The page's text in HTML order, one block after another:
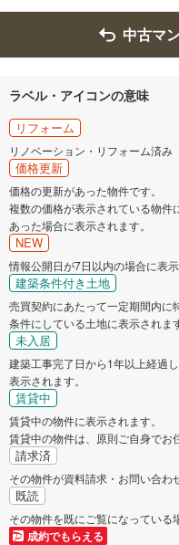
中古マ
ラベル・アイコンの意味
リフォーム
リノベーション・リフォーム済み
価格更新
価格の更新があった物件です。
複数の価格が表示されている物件
あった場合に表示されます。
NEW
情報公開日が7日以内の場合に表示
建築条件付き土地
売買契約にあたって一定期間内に
条件にしている土地に表示されます
未入居
建築工事完了日から1年以上経過
表示されます。
賃貸中
賃貸中の物件に表示されます。
賃貸中の物件は、原則ご自身でお
請求済
その物件が資料請求・お問い合わ
既読
その物件を既にご覧になっている
成約でもらえる